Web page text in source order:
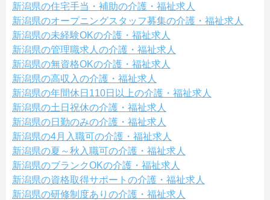
新潟県の住宅手当・補助の介護・福祉求人
新潟県のオープニングスタッフ募集の介護・福祉求人
新潟県の未経験OKの介護・福祉求人
新潟県の管理職求人の介護・福祉求人
新潟県の無資格OKの介護・福祉求人
新潟県の高収入の介護・福祉求人
新潟県の年間休日110日以上の介護・福祉求人
新潟県の土日祝休の介護・福祉求人
新潟県の日勤のみの介護・福祉求人
新潟県の4月入職可の介護・福祉求人
新潟県の夏～秋入職可の介護・福祉求人
新潟県のブランクOKの介護・福祉求人
新潟県の資格取得サポートの介護・福祉求人
新潟県の研修制度ありの介護・福祉求人